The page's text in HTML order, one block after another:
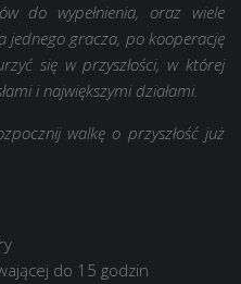
do wypełnienia, oraz wiele
gracza, po kooperację
się w przyszłości, w której
i największymi działami.
walkę o przyszłość już
do 15 godzin